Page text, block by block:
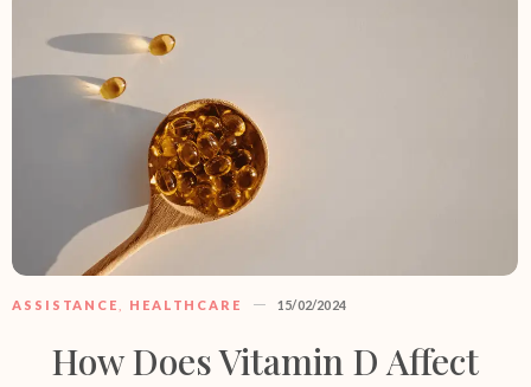
ASSISTANCE HEALTHCARE 15/02/2024
How Does Vitamin D Affect